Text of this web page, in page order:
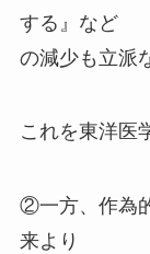
する』など
の減少も立派
これを東洋医
②一方、作為
来より